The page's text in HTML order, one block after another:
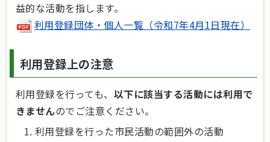
益的な活動を指します。
利用登録団体・個人一覧（令和7年4月1日現在）
利用登録上の注意
利用登録を行っても、 以下に該当する活動には利用で
きませんのでご注意ください。
利用登録を行った市民活動の範囲外の活動